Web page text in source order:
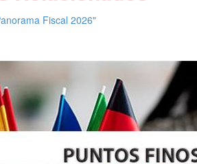
Fiscal 2026"